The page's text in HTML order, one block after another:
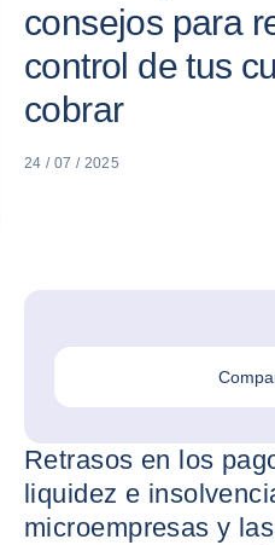
consejos para
control de tus
cobrar
24 / 07 / 2025
Retrasos en los
liquidez e
microempresas y